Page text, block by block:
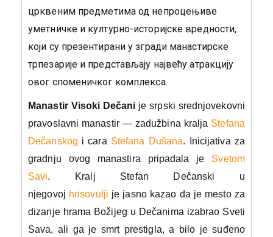
црквеним предметима од непроцењиве
уметничке и културно-историјске вредности,
који су презентирани у згради манастирске
трпезарије и представљају највећу атракцију
овог споменичког комплекса.
Manastir Visoki Dečani je srpski srednjovekovni
pravoslavni manastir — zadužbina kralja Stefana
Dečanskog i cara Stefana Dušana. Inicijativa za
gradnju ovog manastira pripadala je Svetom
Savi. Kralj Stefan Dečanski u
njegovoj hrisovulji je jasno kazao da je mesto za
dizanje hrama Božijeg u Dečanima izabrao Sveti
Sava, ali ga je smrt prestigla, a bilo je suđeno